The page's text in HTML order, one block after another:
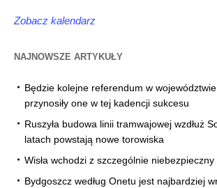
Zobacz kalendarz
NAJNOWSZE ARTYKUŁY
Będzie kolejne referendum w
przynosiły one w tej kadencji sukcesu
Ruszyła budowa linii tramwajowej wzdłuż
latach powstają nowe torowiska
Wisła wchodzi z szczególnie niebezpieczny
Bydgoszcz według Onetu jest najbardziej